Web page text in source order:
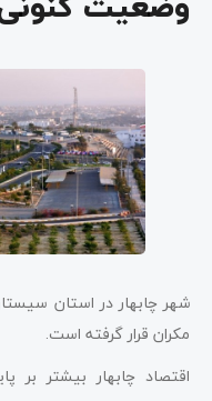
وضعیت
شهر چابهار در استان
مکران قرار گرفته است.
اقتصاد چابهار بیشتر بر